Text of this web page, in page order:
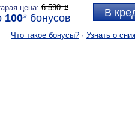
В
цена: 6 590P
100*бонусов
Что такое бонусы? · Узнать о